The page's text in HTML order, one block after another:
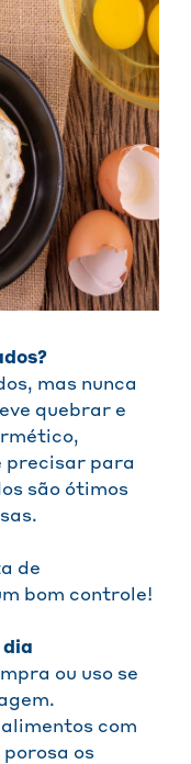
mas nunca
quebrar e
precisar para
são ótimos
de
bom controle!
dia
ou uso se
alimentos com
os